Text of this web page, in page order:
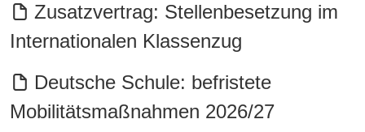
Zusatzvertrag: Stellenbesetzung im
Internationalen Klassenzug
Deutsche Schule: befristete
Mobilitätsmaßnahmen 2026/27